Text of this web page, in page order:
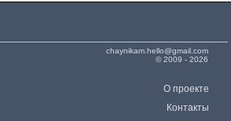
chaynikam.hello@gmail.com
© 2009 - 2026
О проекте
Контакты